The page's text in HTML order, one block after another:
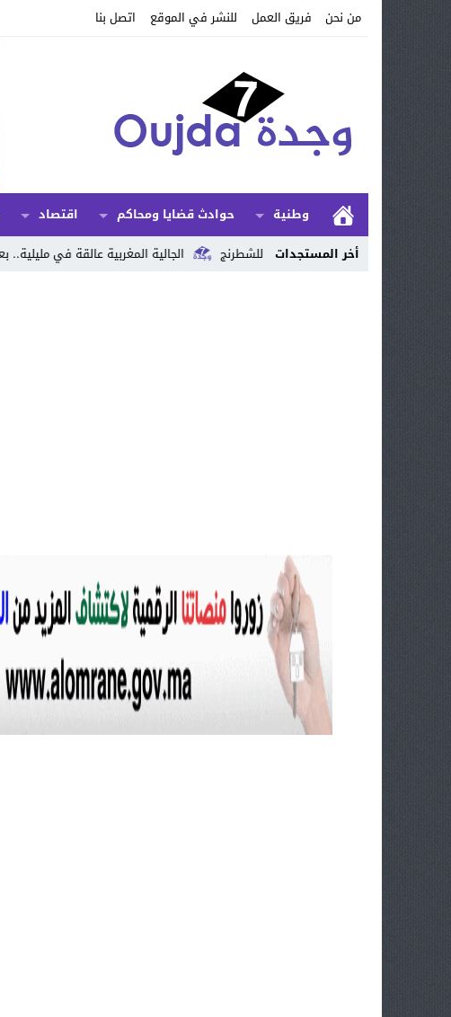
من نحن فريق العمل للنشر في الموقع اتصل بنا
وطنية حوادث قضايا ومحاكم اقتصاد
أخر المستجداتالوطنية للشطرنج الجالية المغربية عالقة في مليلية.. بعد إغلاق معبر بني أنصار